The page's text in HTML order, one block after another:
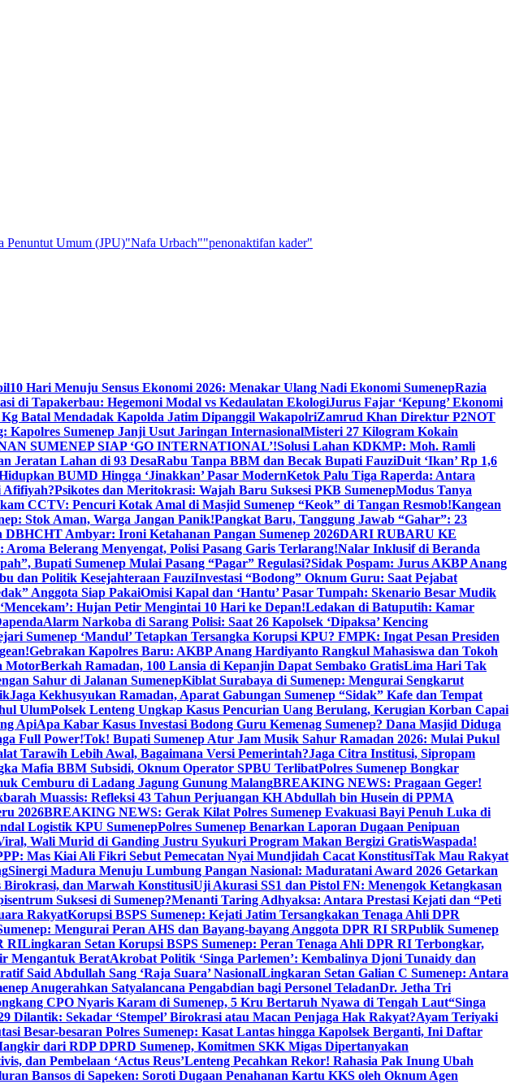
Penuntut Umum (JPU)"Nafa Urbach""penonaktifan kader"
10 Hari Menuju Sensus Ekonomi 2026: Menakar Ulang Nadi Ekonomi SumenepRazia
di Tapakerbau: Hegemoni Modal vs Kedaulatan EkologiJurus Fajar ‘Kepung’ Ekonomi
Batal Mendadak Kapolda Jatim Dipanggil WakapolriZamrud Khan Direktur P2NOT
Kapolres Sumenep Janji Usut Jaringan InternasionalMisteri 27 Kilogram Kokain
SUMENEP SIAP ‘GO INTERNATIONAL’!Solusi Lahan KDKMP: Moh. Ramli
Jeratan Lahan di 93 DesaRabu Tanpa BBM dan Becak Bupati FauziDuit ‘Ikan’ Rp 1,6
BUMD Hingga ‘Jinakkan’ Pasar ModernKetok Palu Tiga Raperda: Antara
Afifiyah?Psikotes dan Meritokrasi: Wajah Baru Suksesi PKB SumenepModus Tanya
CCTV: Pencuri Kotak Amal di Masjid Sumenep “Keok” di Tangan Resmob!Kangean
Stok Aman, Warga Jangan Panik!Pangkat Baru, Tanggung Jawab “Gahar”: 23
Ambyar: Ironi Ketahanan Pangan Sumenep 2026DARI RUBARU KE
Belerang Menyengat, Polisi Pasang Garis Terlarang!Nalar Inklusif di Beranda
Bupati Sumenep Mulai Pasang “Pagar” Regulasi?Sidak Pospam: Jurus AKBP Anang
dan Politik Kesejahteraan FauziInvestasi “Bodong” Oknum Guru: Saat Pejabat
Anggota Siap PakaiOmisi Kapal dan ‘Hantu’ Pasar Tumpah: Skenario Besar Mudik
Hujan Petir Mengintai 10 Hari ke Depan!Ledakan di Batuputih: Kamar
Alarm Narkoba di Sarang Polisi: Saat 26 Kapolsek ‘Dipaksa’ Kencing
Sumenep ‘Mandul’ Tetapkan Tersangka Korupsi KPU? FMPK: Ingat Pesan Presiden
Gebrakan Kapolres Baru: AKBP Anang Hardiyanto Rangkul Mahasiswa dan Tokoh
MotorBerkah Ramadan, 100 Lansia di Kepanjin Dapat Sembako GratisLima Hari Tak
Sahur di Jalanan SumenepKiblat Surabaya di Sumenep: Mengurai Sengkarut
Jaga Kekhusyukan Ramadan, Aparat Gabungan Sumenep “Sidak” Kafe dan Tempat
UlumPolsek Lenteng Ungkap Kasus Pencurian Uang Berulang, Kerugian Korban Capai
ApiApa Kabar Kasus Investasi Bodong Guru Kemenag Sumenep? Dana Masjid Diduga
Full Power!Tok! Bupati Sumenep Atur Jam Musik Sahur Ramadan 2026: Mulai Pukul
Tarawih Lebih Awal, Bagaimana Versi Pemerintah?Jaga Citra Institusi, Sipropam
Mafia BBM Subsidi, Oknum Operator SPBU TerlibatPolres Sumenep Bongkar
Cemburu di Ladang Jagung Gunung MalangBREAKING NEWS: Pragaan Geger!
Muassis: Refleksi 43 Tahun Perjuangan KH Abdullah bin Husein di PPMA
2026BREAKING NEWS: Gerak Kilat Polres Sumenep Evakuasi Bayi Penuh Luka di
Logistik KPU SumenepPolres Sumenep Benarkan Laporan Dugaan Penipuan
Wali Murid di Ganding Justru Syukuri Program Makan Bergizi GratisWaspada!
Mas Kiai Ali Fikri Sebut Pemecatan Nyai Mundjidah Cacat KonstitusiTak Mau Rakyat
Sinergi Madura Menuju Lumbung Pangan Nasional: Maduratani Award 2026 Getarkan
Birokrasi, dan Marwah KonstitusiUji Akurasi SS1 dan Pistol FN: Menengok Ketangkasan
Suksesi di Sumenep?Menanti Taring Adhyaksa: Antara Prestasi Kejati dan “Peti
RakyatKorupsi BSPS Sumenep: Kejati Jatim Tersangkakan Tenaga Ahli DPR
Mengurai Peran AHS dan Bayang-bayang Anggota DPR RI SRPublik Sumenep
RILingkaran Setan Korupsi BSPS Sumenep: Peran Tenaga Ahli DPR RI Terbongkar,
Mengantuk BeratAkrobat Politik ‘Singa Parlemen’: Kembalinya Djoni Tunaidy dan
Said Abdullah Sang ‘Raja Suara’ NasionalLingkaran Setan Galian C Sumenep: Antara
Anugerahkan Satyalancana Pengabdian bagi Personel TeladanDr. Jetha Tri
CPO Nyaris Karam di Sumenep, 5 Kru Bertaruh Nyawa di Tengah Laut“Singa
Dilantik: Sekadar ‘Stempel’ Birokrasi atau Macan Penjaga Hak Rakyat?Ayam Teriyaki
Besar-besaran Polres Sumenep: Kasat Lantas hingga Kapolsek Berganti, Ini Daftar
dari RDP DPRD Sumenep, Komitmen SKK Migas Dipertanyakan
dan Pembelaan ‘Actus Reus’Lenteng Pecahkan Rekor! Rahasia Pak Inung Ubah
Bansos di Sapeken: Soroti Dugaan Penahanan Kartu KKS oleh Oknum Agen